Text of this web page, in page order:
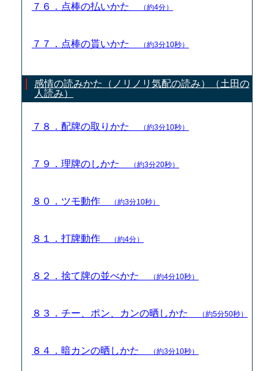
７６．点棒の払いかた （約4分）
７７．点棒の貰いかた （約3分10秒）
感情の読みかた（ノリノリ気配の読み）（土田の
人読み）
７８．配牌の取りかた （約3分10秒）
７９．理牌のしかた （約3分20秒）
８０．ツモ動作 （約3分10秒）
８１．打牌動作 （約4分）
８２．捨て牌の並べかた （約4分10秒）
８３．チー、ポン、カンの晒しかた （約5分50秒）
８４．暗カンの晒しかた （約3分10秒）